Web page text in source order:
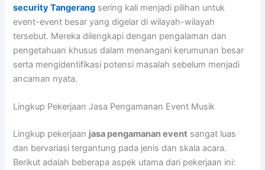
security Tangerang sering kali menjadi pilihan untuk
event-event besar yang digelar di wilayah-wilayah
tersebut. Mereka dilengkapi dengan pengalaman dan
pengetahuan khusus dalam menangani kerumunan besar
serta mengidentifikasi potensi masalah sebelum menjadi
ancaman nyata.
Lingkup Pekerjaan Jasa Pengamanan Event Musik
Lingkup pekerjaan jasa pengamanan event sangat luas
dan bervariasi tergantung pada jenis dan skala acara.
Berikut adalah beberapa aspek utama dari pekerjaan ini: